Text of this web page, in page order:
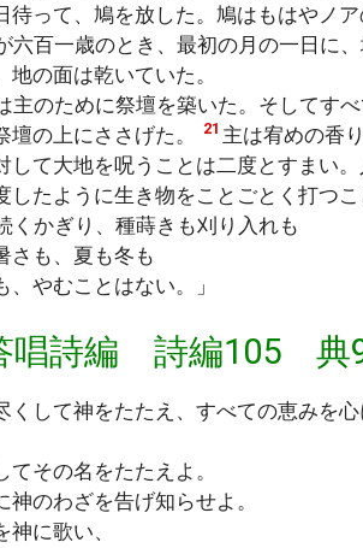
待って、鳩を放した。鳩はもはやノア
六百一歳のとき、最初の月の一日に
地の面は乾いていた。
主のために祭壇を築いた。そしてす
壇の上にささげた。
21 主は宥めの香
て大地を呪うことは二度とすまい
したように生き物をことごとく打つこ
くかぎり、種蒔きも刈り入れも
さも、夏も冬も
やむことはない。」
唱詩編 詩編105
くして神をたたえ、すべての恵みを心
てその名をたたえよ。
神のわざを告げ知らせよ。
神に歌い、